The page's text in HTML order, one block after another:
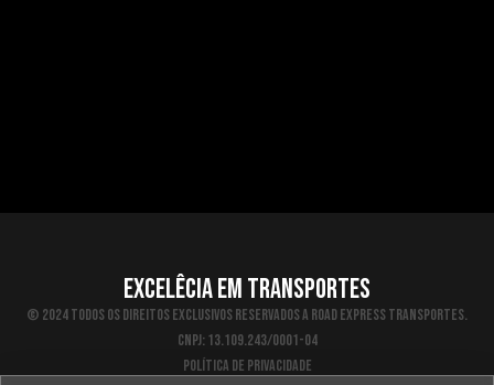
EXCELÊCIA EM TRANSPORTES
© 2024 Todos os direitos exclusivos reservados a Road Express Transportes.
CNPJ: 13.109.243/0001-04
Política de Privacidade